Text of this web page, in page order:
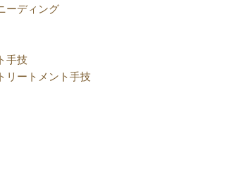
ーディング
手技
リートメント手技